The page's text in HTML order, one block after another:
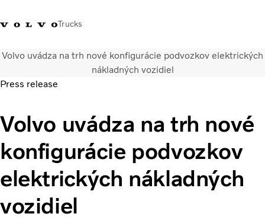
Trucks
Kontaktujte násMerchandise ShopPrihlásiť saSlovenská Republika
Nákladné vozidlá
Služby
Predajná a servisná sieť
Novinky
O nás
Kontaktujte nás
Kariéra
Volvo uvádza na trh nové konfigurácie podvozkov elektrických
nákladných vozidiel
Press release
Volvo uvádza na trh nové
konfigurácie podvozkov
elektrických nákladných
vozidiel